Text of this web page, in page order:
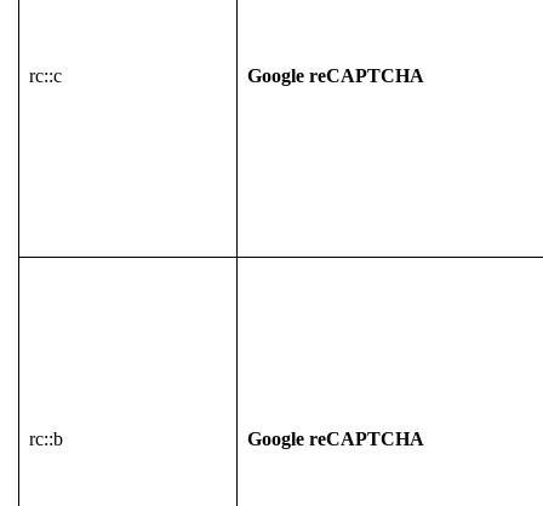
rc::c Google reCAPTCHA
rc::b Google reCAPTCHA